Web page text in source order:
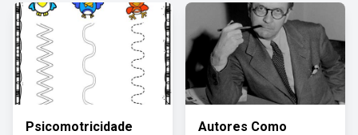
Psicomotricidade
Autores Como